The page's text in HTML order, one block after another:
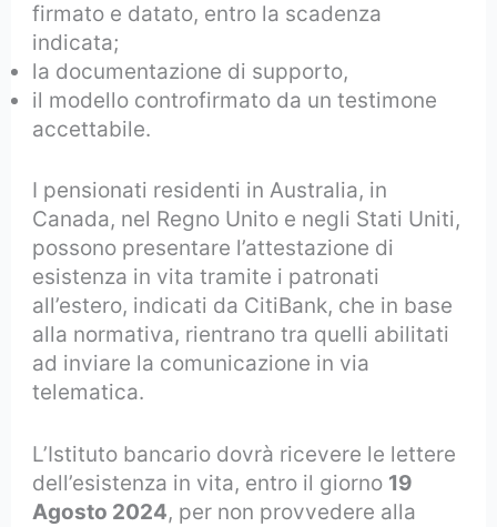
firmato e datato, entro la scadenza
indicata;
la documentazione di supporto,
il modello controfirmato da un testimone
accettabile.
I pensionati residenti in Australia, in
Canada, nel Regno Unito e negli Stati Uniti,
possono presentare l’attestazione di
esistenza in vita tramite i patronati
all’estero, indicati da CitiBank, che in base
alla normativa, rientrano tra quelli abilitati
ad inviare la comunicazione in via
telematica.
L’Istituto bancario dovrà ricevere le lettere
dell’esistenza in vita, entro il giorno 19
Agosto 2024, per non provvedere alla